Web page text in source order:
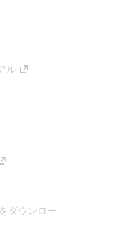
ル
ダウンロー